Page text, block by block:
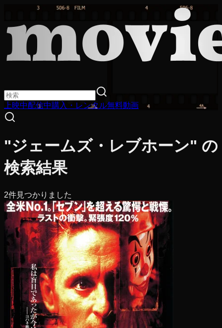
上映中配信中購入・レンタル無料動画
"ジェームズ・レブホーン" の
検索結果
2件見つかりました